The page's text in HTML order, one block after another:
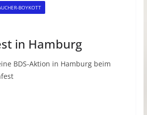
BOYKOTT
in Hamburg
BDS-Aktion in Hamburg beim